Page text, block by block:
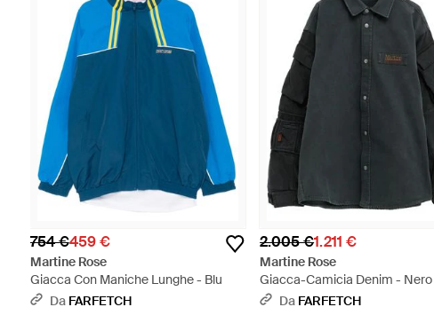
754 €459 €
Martine Rose
Giacca Con Maniche Lunghe - Blu
Da FARFETCH
2.005 €1.211 €
Martine Rose
Giacca-Camicia Denim - Nero
Da FARFETCH